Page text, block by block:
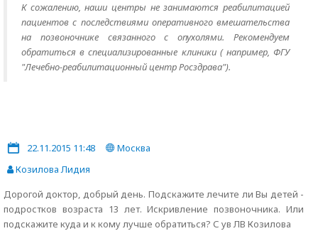
К сожалению, наши центры не занимаются реабилитацией
пациентов с последствиями оперативного вмешательства
на позвоночнике связанного с опухолями. Рекомендуем
обратиться в специализированные клиники ( например, ФГУ
"Лечебно-реабилитационный центр Росздрава").
22.11.2015 11:48
Москва
Козилова Лидия
Дорогой доктор, добрый день. Подскажите лечите ли Вы детей -
подростков возраста 13 лет. Искривление позвоночника. Или
подскажите куда и к кому лучше обратиться? С ув ЛВ Козилова